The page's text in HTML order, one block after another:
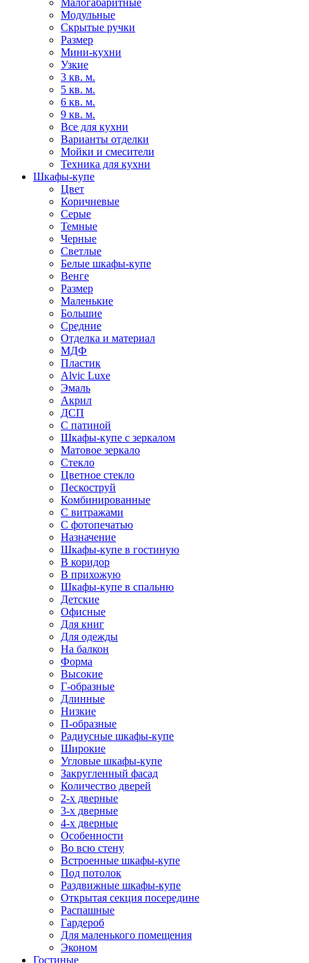
Малогабаритные
Модульные
Скрытые ручки
Размер
Мини-кухни
Узкие
3 кв. м.
5 кв. м.
6 кв. м.
9 кв. м.
Все для кухни
Варианты отделки
Мойки и смесители
Техника для кухни
Шкафы-купе
Цвет
Коричневые
Серые
Темные
Черные
Светлые
Белые шкафы-купе
Венге
Размер
Маленькие
Большие
Средние
Отделка и материал
МДФ
Пластик
Alvic Luxe
Эмаль
Акрил
ДСП
С патиной
Шкафы-купе с зеркалом
Матовое зеркало
Стекло
Цветное стекло
Пескоструй
Комбинированные
С витражами
С фотопечатью
Назначение
Шкафы-купе в гостиную
В коридор
В прихожую
Шкафы-купе в спальню
Детские
Офисные
Для книг
Для одежды
На балкон
Форма
Высокие
Г-образные
Длинные
Низкие
П-образные
Радиусные шкафы-купе
Широкие
Угловые шкафы-купе
Закругленный фасад
Количество дверей
2-х дверные
3-х дверные
4-х дверные
Особенности
Во всю стену
Встроенные шкафы-купе
Под потолок
Раздвижные шкафы-купе
Открытая секция посередине
Распашные
Гардероб
Для маленького помещения
Эконом
Гостиные